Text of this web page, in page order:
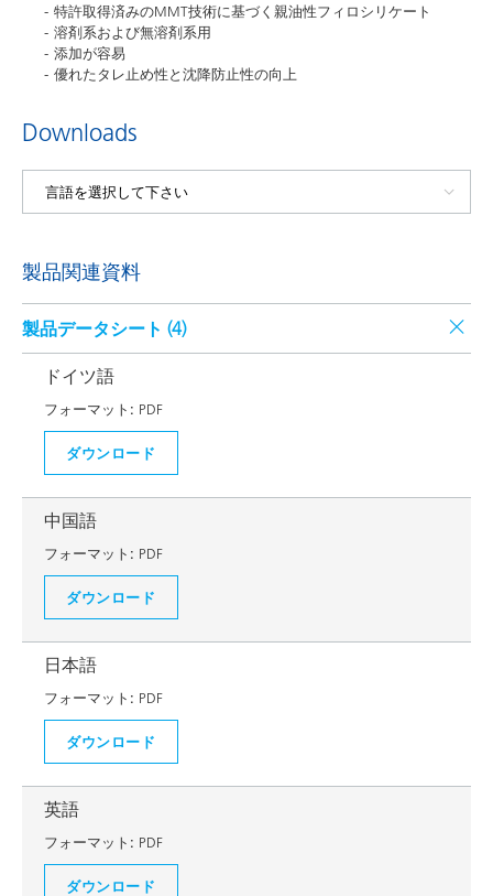
特許取得済みのMMT技術に基づく親油性フィロシリケート
溶剤系および無溶剤系用
添加が容易
優れたタレ止め性と沈降防止性の向上
Downloads
製品関連資料
製品データシート (4)
ドイツ語
フォーマット: PDF
ダウンロード
中国語
フォーマット: PDF
ダウンロード
日本語
フォーマット: PDF
ダウンロード
英語
フォーマット: PDF
ダウンロード